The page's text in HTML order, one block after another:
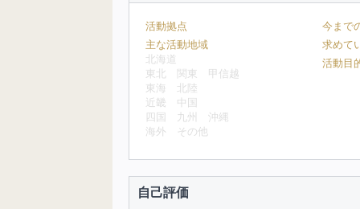
活動拠点
主な活動地域
北海道
東北
関東
甲信越
東海
北陸
近畿
中国
四国
九州
沖縄
海外
その他
今まで
求めて
活動目
自己評価